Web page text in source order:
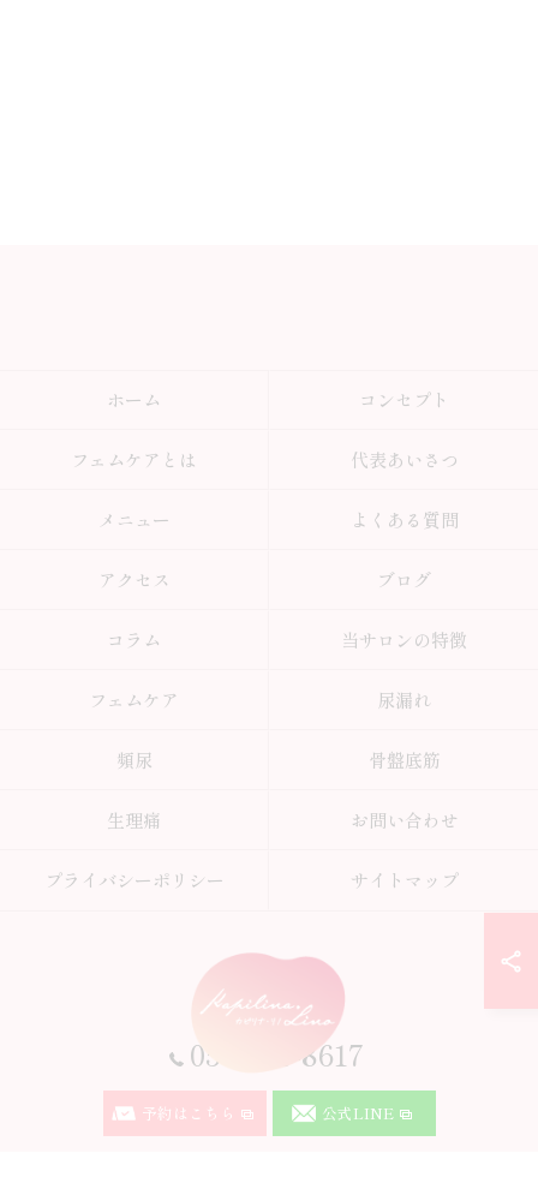
0574-50-8617
予約はこちら 公式LINE
ホーム コンセプト
フェムケアとは 代表あいさつ
メニュー よくある質問
アクセス ブログ
コラム 当サロンの特徴
フェムケア 尿漏れ
頻尿 骨盤底筋
生理痛 お問い合わせ
プライバシーポリシー サイトマップ
© 2026 岐阜県可児市のサロンならKapilina.Lino ALL RIGHTS RESERVED.